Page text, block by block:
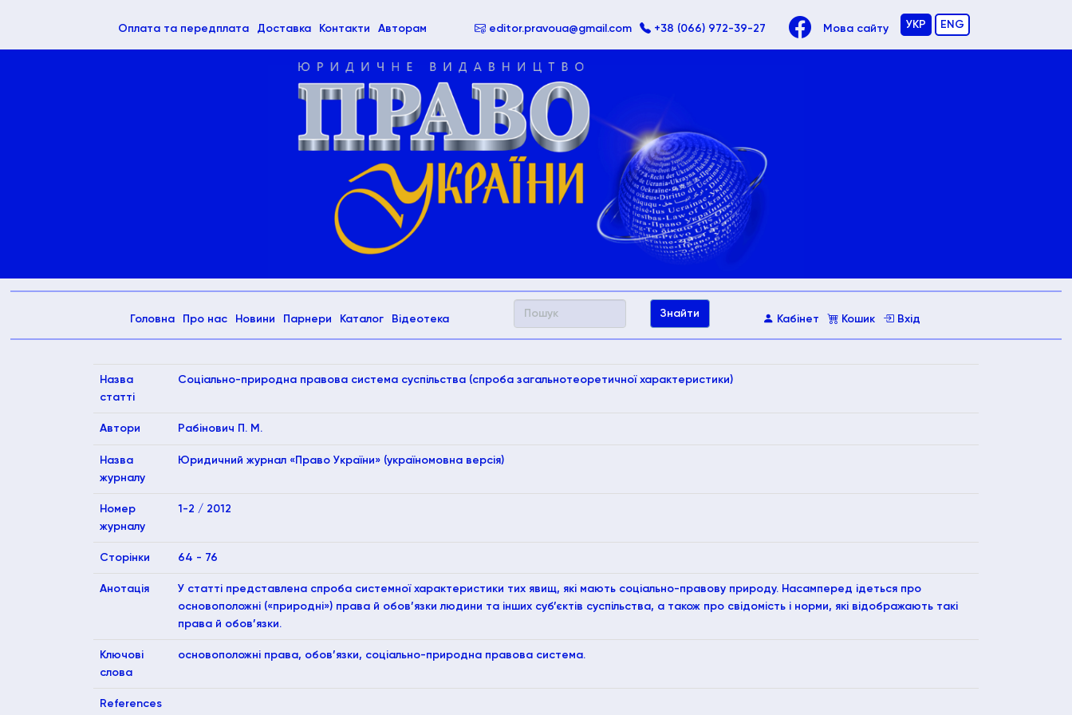
Оплата та передплата(current)
Доставка Контакти Авторам editor.pravoua@gmail.com +38 (066) 972-39-27 Мова сайту УКР ENG
Головна(current)
Про нас Новини Парнери Каталог Відеотека Кабінет Кошик Вхід
Назва
статті
Соціально-природна правова система суспільства (спроба загальнотеоретичної характеристики)
Автори Рабінович П. М.
Назва
журналу
Юридичний журнал «Право України» (україномовна версія)
Номер
журналу
1-2 / 2012
Сторінки 64 - 76
Анотація
У статті представлена спроба системної характеристики тих явищ, які мають соціально-правову природу. Насамперед ідеться про
основоположні («природні») права й обов’язки людини та інших суб’єктів суспільства, а також про свідомість і норми, які відображають такі
права й обов’язки.
Ключові
слова
основоположні права, обов’язки, соціально-природна правова система.
References